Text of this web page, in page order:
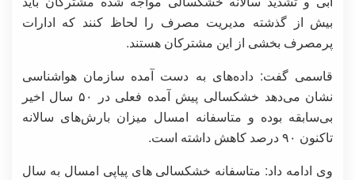
بیش از گذشته مدیریت مصرف را لحاظ کنند که ادارات
پرمصرف بخشی از این مشترکان هستند.
قاسمی گفت: داده‌های به دست آمده سازمان هواشناسی
نشان می‌دهد خشکسالی پیش آمده فعلی در ۵۰ سال اخیر
بی‌سابقه بوده و متاسفانه امسال میزان بارش‌های سالانه
تاکنون ۹۰ درصد کاهش داشته است.
وی ادامه داد: متاسفانه خشکسالی های پیاپی امسال به سال